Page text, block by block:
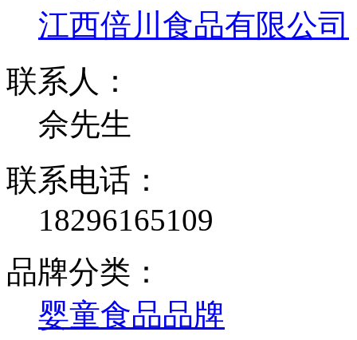
江西倍川食品有限公司
联系人：
佘先生
联系电话：
18296165109
品牌分类：
婴童食品品牌